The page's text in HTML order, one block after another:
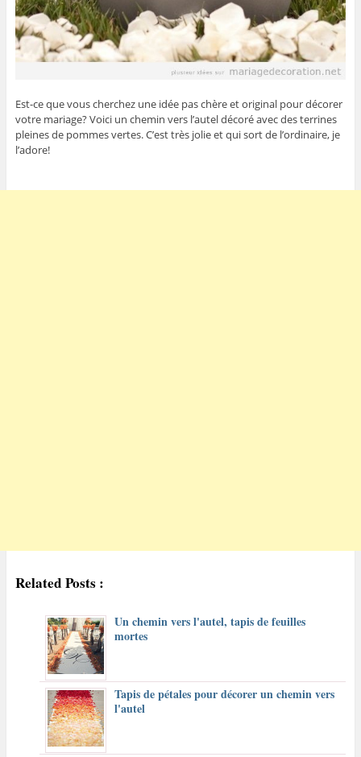
Est-ce que vous cherchez une idée pas chère et original pour décorer
votre mariage? Voici un chemin vers l’autel décoré avec des terrines
pleines de pommes vertes. C’est très jolie et qui sort de l’ordinaire, je
l’adore!
Related Posts :
Un chemin vers l'autel, tapis de feuilles
mortes
Tapis de pétales pour décorer un chemin vers
l'autel